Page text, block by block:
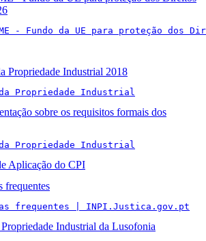
- Fundo da UE para proteção
Propriedade Industrial 2018
Propriedade Industrial
sobre os requisitos formais dos
Propriedade Industrial
Aplicação do CPI
frequentes
frequentes | INPI.Justica.gov.pt
Industrial da Lusofonia